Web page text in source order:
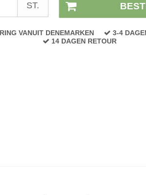
ST.
VANUIT DENEMARKEN
3-4
14 DAGEN RETOUR